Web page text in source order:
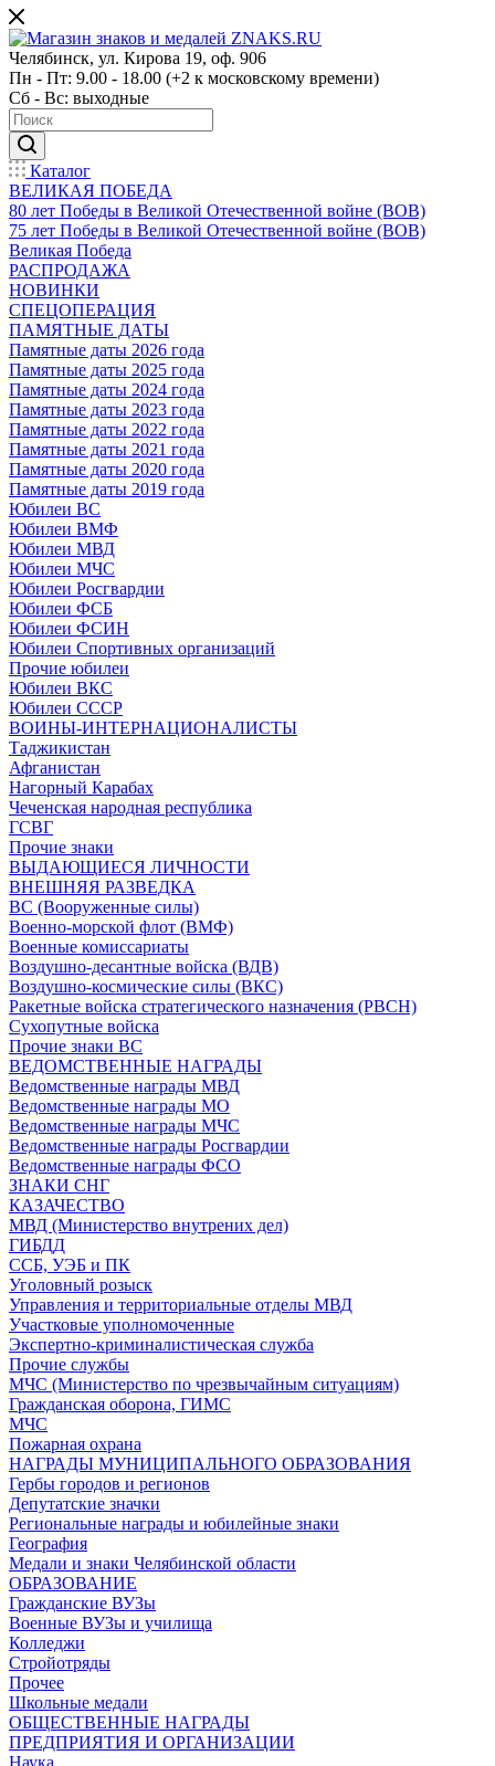
Челябинск, ул. Кирова 19, оф. 906
Пн - Пт: 9.00 - 18.00 (+2 к московскому времени)
Сб - Вс: выходные
Каталог
ВЕЛИКАЯ ПОБЕДА
80 лет Победы в Великой Отечественной войне (ВОВ)
75 лет Победы в Великой Отечественной войне (ВОВ)
Великая Победа
РАСПРОДАЖА
НОВИНКИ
СПЕЦОПЕРАЦИЯ
ПАМЯТНЫЕ ДАТЫ
Памятные даты 2026 года
Памятные даты 2025 года
Памятные даты 2024 года
Памятные даты 2023 года
Памятные даты 2022 года
Памятные даты 2021 года
Памятные даты 2020 года
Памятные даты 2019 года
Юбилеи ВС
Юбилеи ВМФ
Юбилеи МВД
Юбилеи МЧС
Юбилеи Росгвардии
Юбилеи ФСБ
Юбилеи ФСИН
Юбилеи Спортивных организаций
Прочие юбилеи
Юбилеи ВКС
Юбилеи СССР
ВОИНЫ-ИНТЕРНАЦИОНАЛИСТЫ
Таджикистан
Афганистан
Нагорный Карабах
Чеченская народная республика
ГСВГ
Прочие знаки
ВЫДАЮЩИЕСЯ ЛИЧНОСТИ
ВНЕШНЯЯ РАЗВЕДКА
ВС (Вооруженные силы)
Военно-морской флот (ВМФ)
Военные комиссариаты
Воздушно-десантные войска (ВДВ)
Воздушно-космические силы (ВКС)
Ракетные войска стратегического назначения (РВСН)
Сухопутные войска
Прочие знаки ВС
ВЕДОМСТВЕННЫЕ НАГРАДЫ
Ведомственные награды МВД
Ведомственные награды МО
Ведомственные награды МЧС
Ведомственные награды Росгвардии
Ведомственные награды ФСО
ЗНАКИ СНГ
КАЗАЧЕСТВО
МВД (Министерство внутрених дел)
ГИБДД
ССБ, УЭБ и ПК
Уголовный розыск
Управления и территориальные отделы МВД
Участковые уполномоченные
Экспертно-криминалистическая служба
Прочие службы
МЧС (Министерство по чрезвычайным ситуациям)
Гражданская оборона, ГИМС
МЧС
Пожарная охрана
НАГРАДЫ МУНИЦИПАЛЬНОГО ОБРАЗОВАНИЯ
Гербы городов и регионов
Депутатские значки
Региональные награды и юбилейные знаки
География
Медали и знаки Челябинской области
ОБРАЗОВАНИЕ
Гражданские ВУЗы
Военные ВУЗы и училища
Колледжи
Стройотряды
Прочее
Школьные медали
ОБЩЕСТВЕННЫЕ НАГРАДЫ
ПРЕДПРИЯТИЯ И ОРГАНИЗАЦИИ
Наука